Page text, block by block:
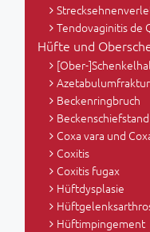
Tendovaginitis de
Hüfte und
[Ober-
Azetabulumfraktur
Beckenringbruch
Beckenschiefstand
Coxa vara und
Coxitis
Coxitis fugax
Hüftdysplasie
Hüftimpingement